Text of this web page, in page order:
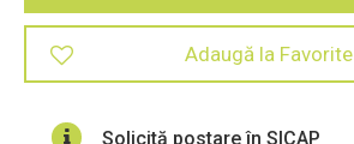
Adaugă la Favorite
Solicită postare în SICAP